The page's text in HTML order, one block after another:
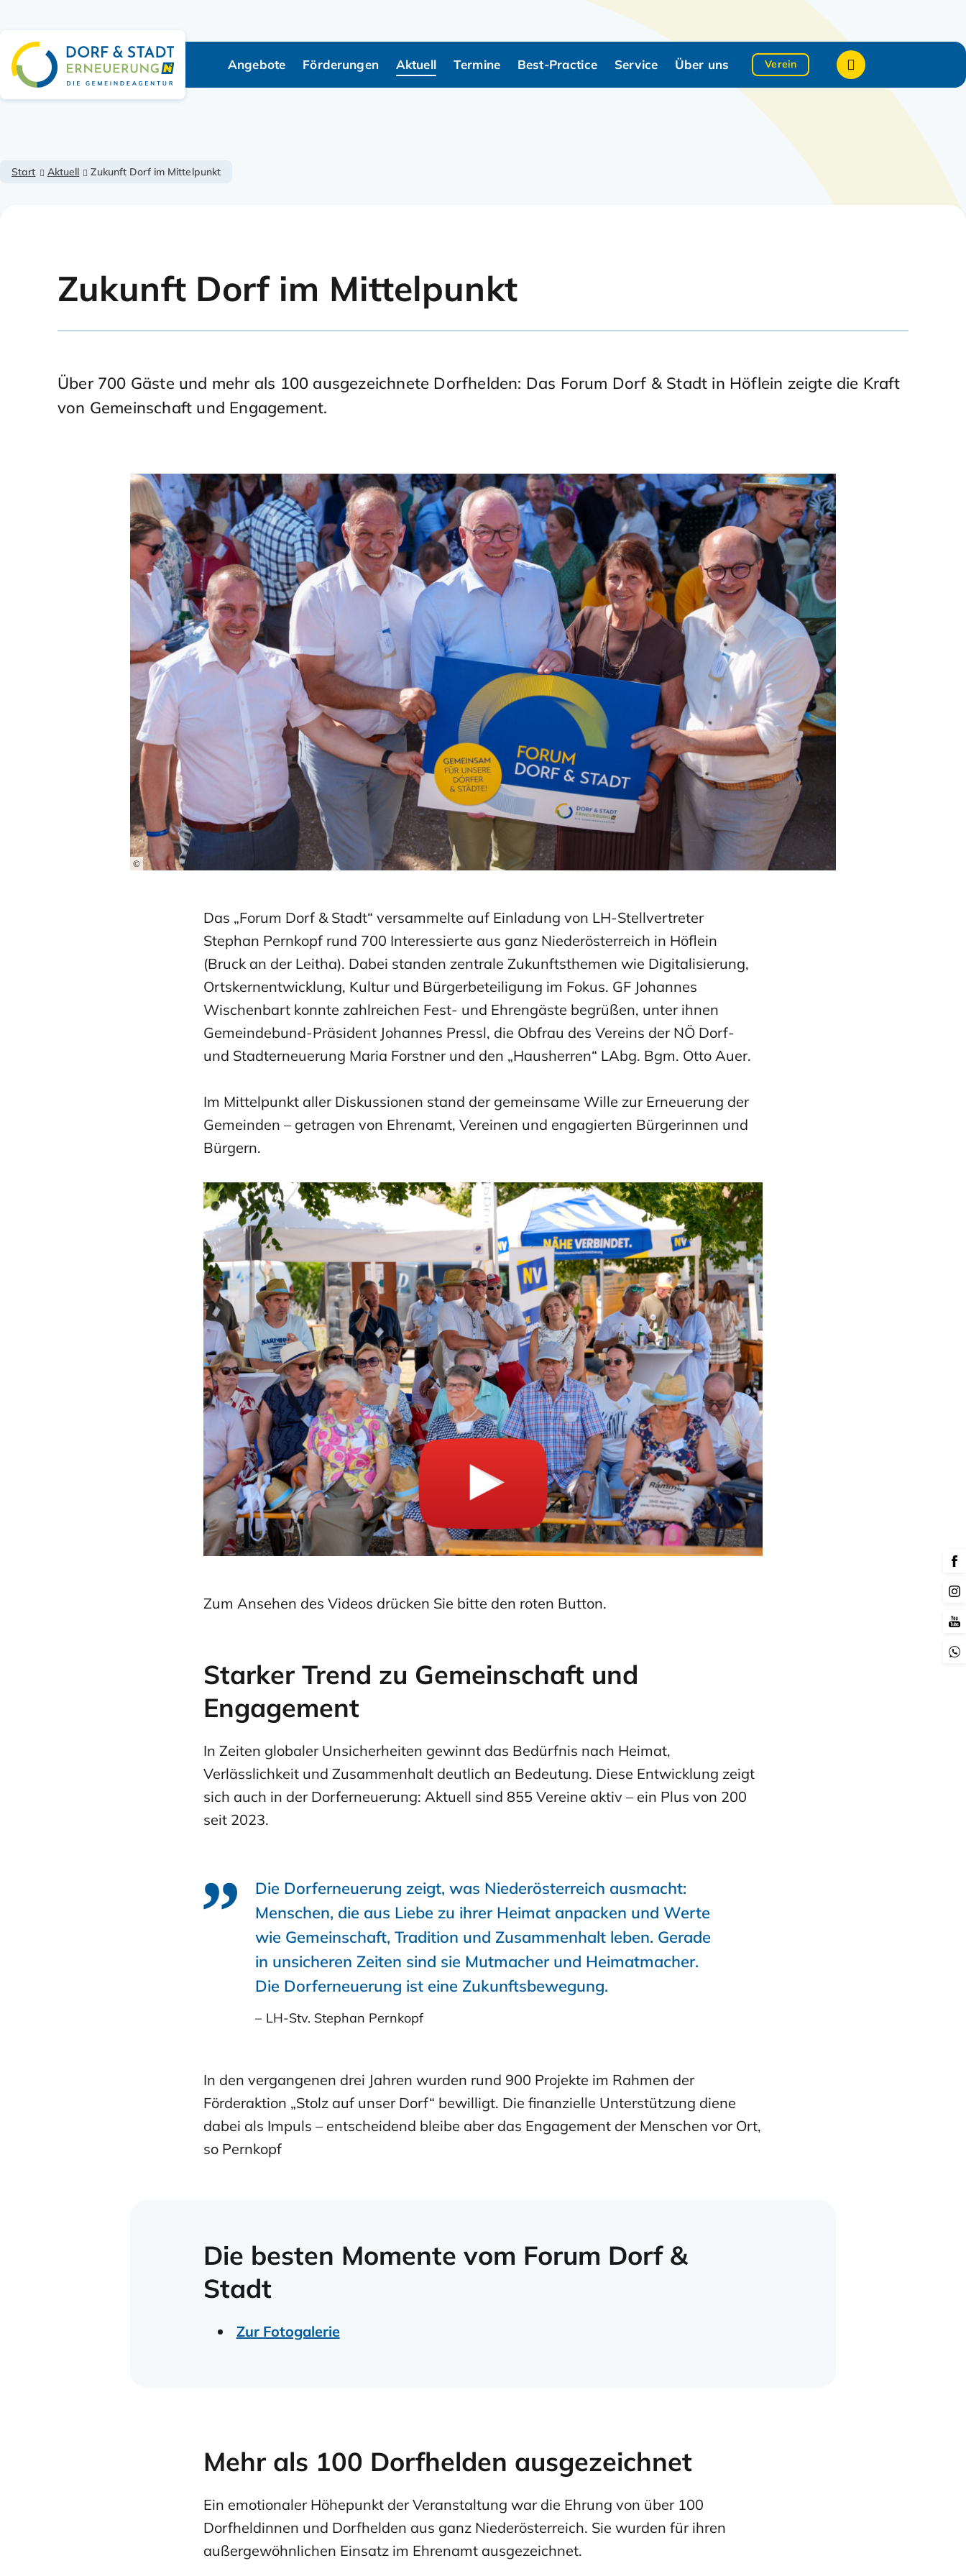
Navigation überspringen
Angebote Förderungen Aktuell Termine Best-Practice Service Über uns Verein Suche zeigen/
Start Aktuell Zukunft Dorf im Mittelpunkt
Zukunft Dorf im Mittelpunkt
Über 700 Gäste und mehr als 100 ausgezeichnete Dorfhelden: Das Forum Dorf & Stadt in Höflein zeigte die Kraft
von Gemeinschaft und Engagement.
©
Das „Forum Dorf & Stadt“ versammelte auf Einladung von LH-Stellvertreter
Stephan Pernkopf rund 700 Interessierte aus ganz Niederösterreich in Höflein
(Bruck an der Leitha). Dabei standen zentrale Zukunftsthemen wie Digitalisierung,
Ortskernentwicklung, Kultur und Bürgerbeteiligung im Fokus. GF Johannes
Wischenbart konnte zahlreichen Fest- und Ehrengäste begrüßen, unter ihnen
Gemeindebund-Präsident Johannes Pressl, die Obfrau des Vereins der NÖ Dorf-
und Stadterneuerung Maria Forstner und den „Hausherren“ LAbg. Bgm. Otto Auer.
Im Mittelpunkt aller Diskussionen stand der gemeinsame Wille zur Erneuerung der
Gemeinden – getragen von Ehrenamt, Vereinen und engagierten Bürgerinnen und
Bürgern.
Zum Ansehen des Videos drücken Sie bitte den roten Button.
Starker Trend zu Gemeinschaft und
Engagement
In Zeiten globaler Unsicherheiten gewinnt das Bedürfnis nach Heimat,
Verlässlichkeit und Zusammenhalt deutlich an Bedeutung. Diese Entwicklung zeigt
sich auch in der Dorferneuerung: Aktuell sind 855 Vereine aktiv – ein Plus von 200
seit 2023.
Die Dorferneuerung zeigt, was Niederösterreich ausmacht:
Menschen, die aus Liebe zu ihrer Heimat anpacken und Werte
wie Gemeinschaft, Tradition und Zusammenhalt leben. Gerade
in unsicheren Zeiten sind sie Mutmacher und Heimatmacher.
Die Dorferneuerung ist eine Zukunftsbewegung.
LH-Stv. Stephan Pernkopf
In den vergangenen drei Jahren wurden rund 900 Projekte im Rahmen der
Förderaktion „Stolz auf unser Dorf“ bewilligt. Die finanzielle Unterstützung diene
dabei als Impuls – entscheidend bleibe aber das Engagement der Menschen vor Ort,
so Pernkopf
Die besten Momente vom Forum Dorf &
Stadt
Zur Fotogalerie
Mehr als 100 Dorfhelden ausgezeichnet
Ein emotionaler Höhepunkt der Veranstaltung war die Ehrung von über 100
Dorfheldinnen und Dorfhelden aus ganz Niederösterreich. Sie wurden für ihren
außergewöhnlichen Einsatz im Ehrenamt ausgezeichnet.